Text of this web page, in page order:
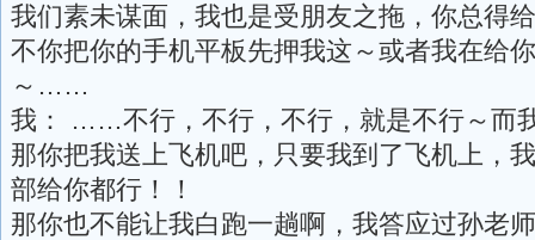
我们素未谋面，我也是受朋友之拖，你总得
不你把你的手机平板先押我这～或者我在给
～……
我： ……不行，不行，不行，就是不行～而
那你把我送上飞机吧，只要我到了飞机上，
部给你都行！！
那你也不能让我白跑一趟啊，我答应过孙老